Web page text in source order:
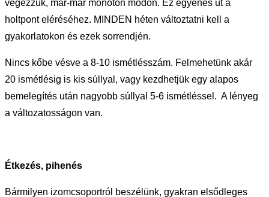
végezzük, már-már monoton módon. Ez egyenes út a
holtpont eléréséhez. MINDEN héten változtatni kell a
gyakorlatokon és ezek sorrendjén.
Nincs kőbe vésve a 8-10 ismétlésszám. Felmehetünk akár
20 ismétlésig is kis súllyal, vagy kezdhetjük egy alapos
bemelegítés után nagyobb súllyal 5-6 ismétléssel. A lényeg
a változatosságon van.
Étkezés, pihenés
Bármilyen izomcsoportról beszélünk, gyakran elsődleges